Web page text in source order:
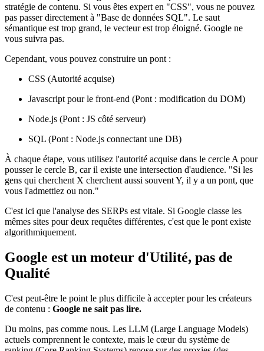
stratégie de contenu. Si vous êtes expert en "CSS", vous ne pouvez
pas passer directement à "Base de données SQL". Le saut
sémantique est trop grand, le vecteur est trop éloigné. Google ne
vous suivra pas.
Cependant, vous pouvez construire un pont :
CSS (Autorité acquise)
Javascript pour le front-end (Pont : modification du DOM)
Node.js (Pont : JS côté serveur)
SQL (Pont : Node.js connectant une DB)
À chaque étape, vous utilisez l'autorité acquise dans le cercle A pour
pousser le cercle B, car il existe une intersection d'audience. "Si les
gens qui cherchent X cherchent aussi souvent Y, il y a un pont, que
vous l'admettiez ou non."
C'est ici que l'analyse des SERPs est vitale. Si Google classe les
mêmes sites pour deux requêtes différentes, c'est que le pont existe
algorithmiquement.
Google est un moteur d'Utilité, pas de
Qualité
C'est peut-être le point le plus difficile à accepter pour les créateurs
de contenu : Google ne sait pas lire.
Du moins, pas comme nous. Les LLM (Large Language Models)
actuels comprennent le contexte, mais le cœur du système de